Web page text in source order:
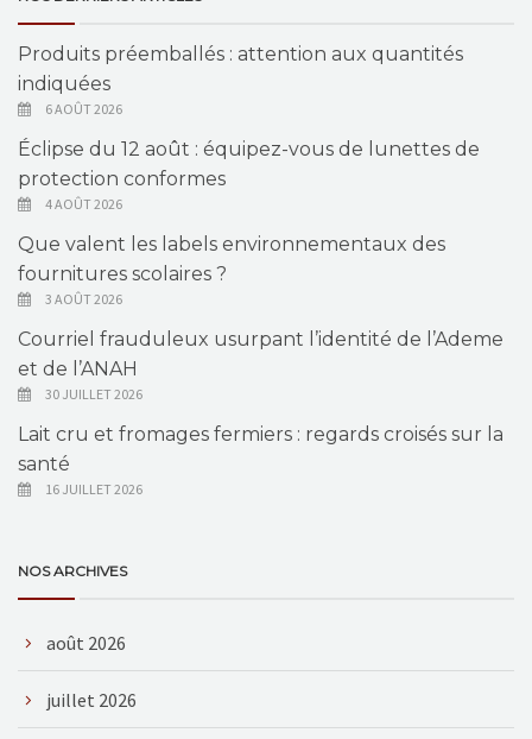
Produits préemballés : attention aux quantités
indiquées
6 AOÛT 2026
Éclipse du 12 août : équipez-vous de lunettes de
protection conformes
4 AOÛT 2026
Que valent les labels environnementaux des
fournitures scolaires ?
3 AOÛT 2026
Courriel frauduleux usurpant l’identité de l’Ademe
et de l’ANAH
30 JUILLET 2026
Lait cru et fromages fermiers : regards croisés sur la
santé
16 JUILLET 2026
NOS ARCHIVES
août 2026
juillet 2026